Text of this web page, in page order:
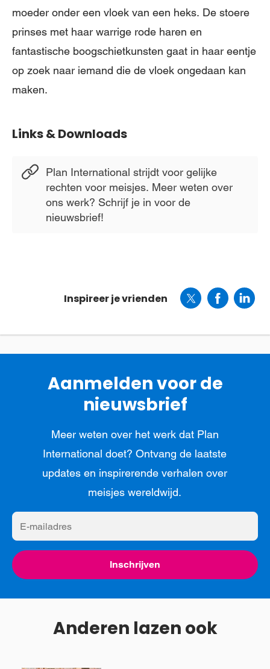
moeder onder een vloek van een heks. De stoere
prinses met haar warrige rode haren en
fantastische boogschietkunsten gaat in haar eentje
op zoek naar iemand die de vloek ongedaan kan
maken.
Links & Downloads
Plan International strijdt voor gelijke
rechten voor meisjes. Meer weten over
ons werk? Schrijf je in voor de
nieuwsbrief!
Inspireer je vrienden
Aanmelden voor de
nieuwsbrief
Meer weten over het werk dat Plan
International doet? Ontvang de laatste
updates en inspirerende verhalen over
meisjes wereldwijd.
E-
mailadres
Inschrijven
Anderen lazen ook